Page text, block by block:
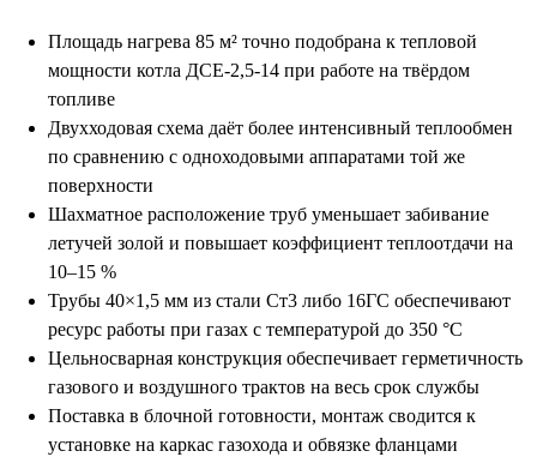
Площадь нагрева 85 м² точно подобрана к тепловой
мощности котла ДСЕ-2,5-14 при работе на твёрдом
топливе
Двухходовая схема даёт более интенсивный теплообмен
по сравнению с одноходовыми аппаратами той же
поверхности
Шахматное расположение труб уменьшает забивание
летучей золой и повышает коэффициент теплоотдачи на
10–15 %
Трубы 40×1,5 мм из стали Ст3 либо 16ГС обеспечивают
ресурс работы при газах с температурой до 350 °C
Цельносварная конструкция обеспечивает герметичность
газового и воздушного трактов на весь срок службы
Поставка в блочной готовности, монтаж сводится к
установке на каркас газохода и обвязке фланцами